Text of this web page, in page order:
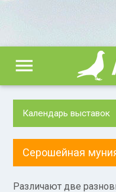
menu
Календарь выставок
Серошейная
Различают две